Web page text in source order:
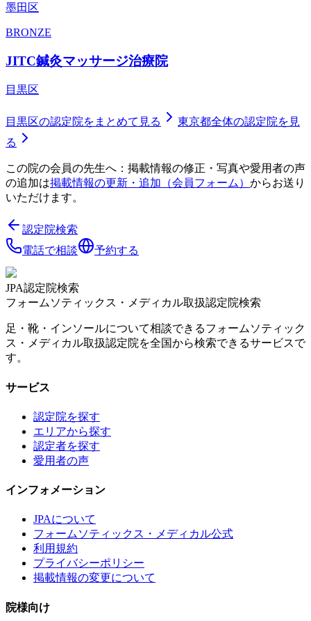
墨田区
BRONZE
JITC鍼灸マッサージ治療院
目黒区
目黒区の認定院をまとめて見る 東京都全体の認定院を見
る
この院の会員の先生へ：掲載情報の修正・写真や愛用者の声
の追加は掲載情報の更新・追加（会員フォーム） からお送り
いただけます。
認定院検索
電話で相談
予約する
JPA認定院検索
フォームソティックス・メディカル取扱認定院検索
足・靴・インソールについて相談できるフォームソティック
ス・メディカル取扱認定院を全国から検索できるサービスで
す。
サービス
認定院を探す
エリアから探す
認定者を探す
愛用者の声
インフォメーション
JPAについて
フォームソティックス・メディカル公式
利用規約
プライバシーポリシー
掲載情報の変更について
院様向け